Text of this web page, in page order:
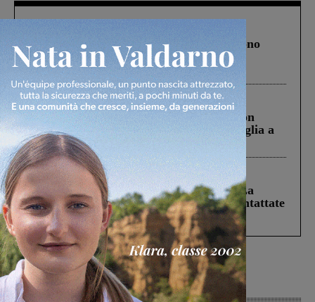
Un anno fa la strage in A1 in cui morirono
Gianni, Giulia e Franco. Lo schianto, il
processo, lo stop ai sorpassi fra tir....
Cronaca 3 Agosto 2026
Scomparso da una struttura di Castiglion
Fiorentino l’uomo che aveva ucciso la figlia a
Levane nel 2020
Cronaca 5 Agosto 2026
Continuano le ricerche di Miah Billal. La
Prefettura: “In caso di avvistamento contattate
il 112”